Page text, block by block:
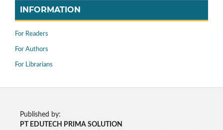
INFORMATION
For Readers
For Authors
For Librarians
Published by:
PT EDUTECH PRIMA SOLUTION